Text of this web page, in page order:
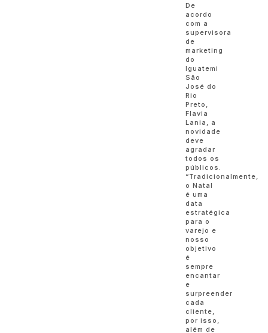
De
acordo
com a
supervisora
de
marketing
do
Iguatemi
São
José do
Rio
Preto,
Flavia
Lania, a
novidade
deve
agradar
todos os
públicos.
“Tradicionalmente,
o Natal
é uma
data
estratégica
para o
varejo e
nosso
objetivo
é
sempre
encantar
e
surpreender
cada
cliente,
por isso,
além de